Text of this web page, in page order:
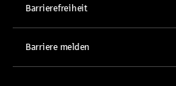
Barrierefreiheit
Barriere melden